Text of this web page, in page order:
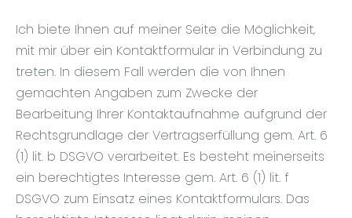
Ich biete Ihnen auf meiner Seite die Möglichkeit,
mit mir über ein Kontaktformular in Verbindung zu
treten. In diesem Fall werden die von Ihnen
gemachten Angaben zum Zwecke der
Bearbeitung Ihrer Kontaktaufnahme aufgrund der
Rechtsgrundlage der Vertragserfüllung gem. Art. 6
(1) lit. b DSGVO verarbeitet. Es besteht meinerseits
ein berechtigtes Interesse gem. Art. 6 (1) lit. f
DSGVO zum Einsatz eines Kontaktformulars. Das